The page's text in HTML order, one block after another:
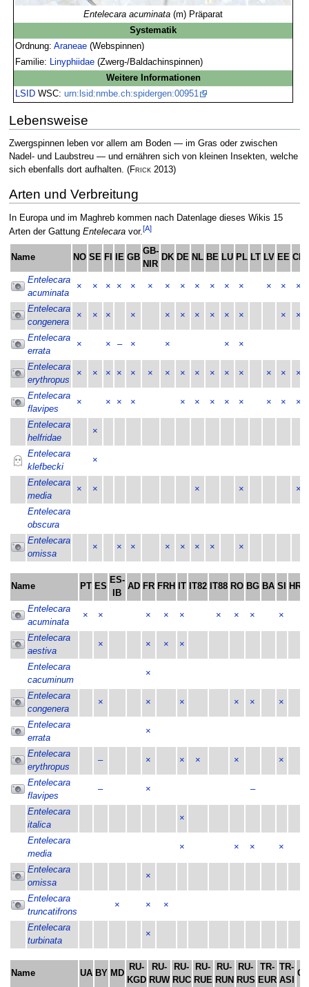
Entelecara acuminata (m) Präparat
Systematik
Ordnung:Araneae (Webspinnen)
Familie:
Linyphiidae (Zwerg-/Baldachinspinnen)
Weitere Informationen
LSID WSC:urn:lsid:nmbe.ch:spidergen:00951
Lebensweise
Zwergspinnen leben vor allem am Boden — im Gras oder zwischen
Nadel- und Laubstreu — und ernähren sich von kleinen Insekten, welche
sich ebenfalls dort aufhalten. (Frick2013)
Arten und Verbreitung
In Europa und im Maghreb kommen nach Datenlage dieses Wikis 15
Arten der Gattung Entelecaravor.[A]
Name NO SE FI IE GB
GB-
NIR
DK DE NL BE LU PL LT LV EE CH
Entelecara
acuminata
× × × × × × × × × × × × × × ×
Entelecara
congenera
× × × × × × × × × × × ×
Entelecara
errata
× × – × × × ×
Entelecara
erythropus
× × × × × × × × × × × × × × ×
Entelecara
flavipes
× × × × × × × × × × × ×
Entelecara
helfridae
×
Entelecara
klefbecki
×
Entelecara
media
× × × × ×
Entelecara
obscura
Entelecara
omissa
× × × × × × × ×
Name PT ES
ES-
IB
AD FR FRH IT IT82 IT88 RO BG BA SI HR
Entelecara
acuminata
× × × × × × × × ×
Entelecara
aestiva
× × × ×
Entelecara
cacuminum
×
Entelecara
congenera
× × × × × ×
Entelecara
errata
×
Entelecara
erythropus
– × × × × ×
Entelecara
flavipes
– × –
Entelecara
italica
×
Entelecara
media
× × × ×
Entelecara
omissa
×
Entelecara
truncatifrons
× × ×
Entelecara
turbinata
×
Name UA BY MD
RU-
KGD
RU-
RUW
RU-
RUC
RU-
RUE
RU-
RUN
RU-
RUS
TR-
EUR
TR-
ASI
CY